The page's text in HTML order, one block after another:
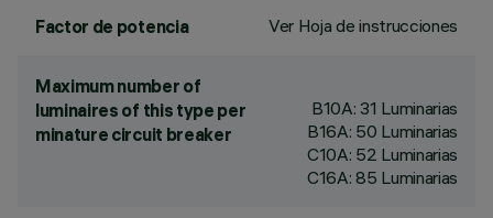
Factor de potencia Ver Hoja de instrucciones
Maximum number of
luminaires of this type per
minature circuit breaker
B10A: 31 Luminarias
B16A: 50 Luminarias
C10A: 52 Luminarias
C16A: 85 Luminarias